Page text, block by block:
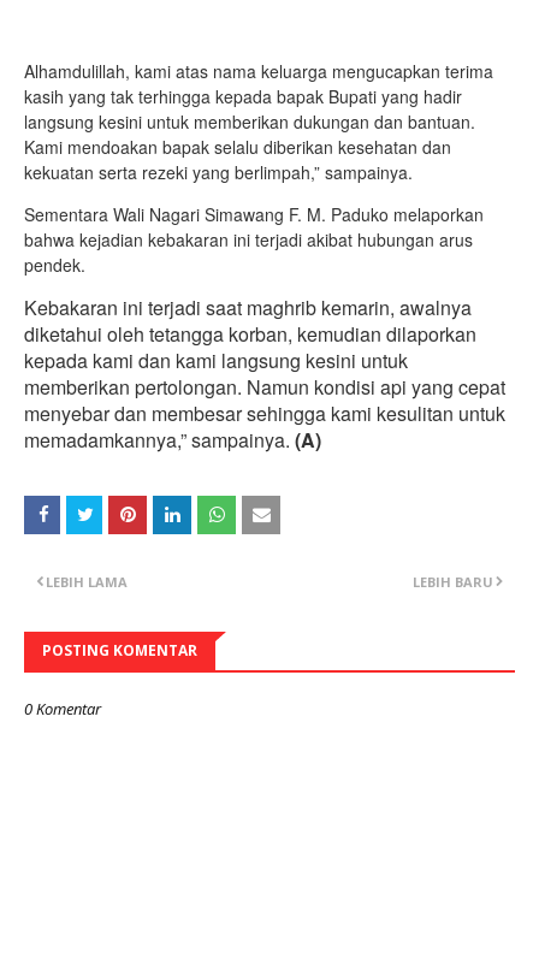
Alhamdulillah, kami atas nama keluarga mengucapkan terima
kasih yang tak terhingga kepada bapak Bupati yang hadir
langsung kesini untuk memberikan dukungan dan bantuan.
Kami mendoakan bapak selalu diberikan kesehatan dan
kekuatan serta rezeki yang berlimpah,” sampainya.
Sementara Wali Nagari Sima­wang F. M. Paduko melaporkan
bahwa kejadian kebakaran ini terjadi akibat hubungan arus
pendek.
Kebakaran ini terjadi saat maghrib kemarin, awalnya
diketahui oleh tetangga korban, kemudian dilaporkan
kepada kami dan kami langsung kesini untuk
memberikan pertolongan. Namun kondisi api yang cepat
menyebar dan membesar sehingga kami kesulitan untuk
memadamkannya,” sampainya. (A)
LEBIH BARU
LEBIH LAMA
POSTING KOMENTAR
0 Komentar